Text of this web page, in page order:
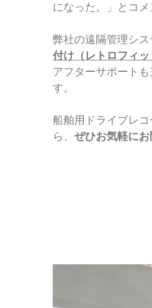
になった。」とコ
弊社の遠隔管理シ
付け（レトロフィ
アフターサポート
す。
船舶用ドライブレ
ら、 ぜひお気軽に